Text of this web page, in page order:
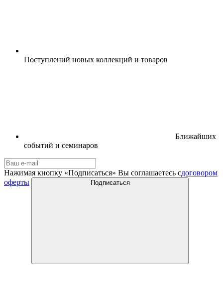
Поступлений новых коллекций и товаров
Ближайших
событий и семинаров
Нажимая кнопку «Подписаться» Вы соглашаетесь сдоговором
оферты
Подписаться